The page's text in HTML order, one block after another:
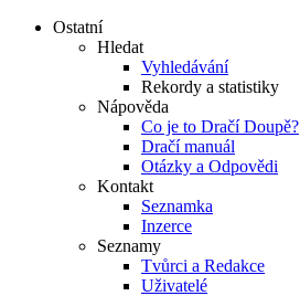
Ostatní
Hledat
Vyhledávání
Rekordy a statistiky
Nápověda
Co je to Dračí Doupě?
Dračí manuál
Otázky a Odpovědi
Kontakt
Seznamka
Inzerce
Seznamy
Tvůrci a Redakce
Uživatelé